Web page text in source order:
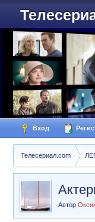
Вход
Телесериал.com
Автор